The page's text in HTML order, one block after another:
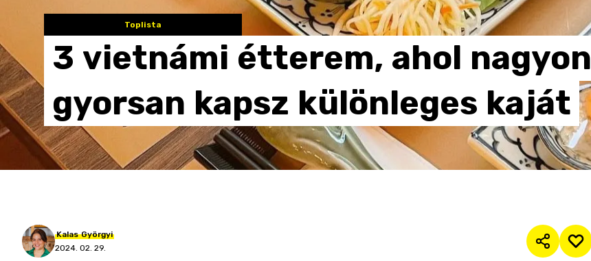
Toplista
3 vietnámi étterem, ahol nagyon
gyorsan kapsz különleges kaját
Kalas Györgyi
2024. 02. 29.